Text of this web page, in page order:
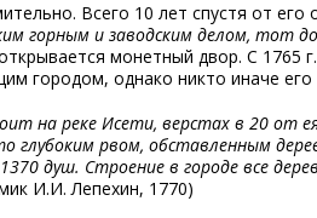
Всего 10 лет спустя от
горным и заводским делом, тот
монетный двор. С 1765
городом, однако никто иначе его
на реке Исети, верстах в 20 от
глубоким рвом, обставленным
душ. Строение в городе все
И.И. Лепехин, 1770)